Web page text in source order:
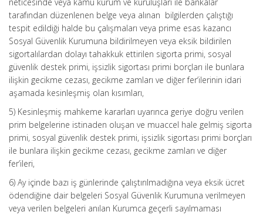
tarafından düzenlenen belge veya alınan bilgilerden çalıştığı
tespit edildiği halde bu çalışmaları veya prime esas kazancı
Sosyal Güvenlik Kurumuna bildirilmeyen veya eksik bildirilen
sigortalılardan dolayı tahakkuk ettirilen sigorta primi, sosyal
güvenlik destek primi, işsizlik sigortası primi borçları ile bunlara
ilişkin gecikme cezası, gecikme zamları ve diğer fer’ilerinin idari
aşamada kesinleşmiş olan kısımları,
5) Kesinleşmiş mahkeme kararları uyarınca geriye doğru verilen
prim belgelerine istinaden oluşan ve muaccel hale gelmiş sigorta
primi, sosyal güvenlik destek primi, işsizlik sigortası primi borçları
ile bunlara ilişkin gecikme cezası, gecikme zamları ve diğer
fer’ileri,
6) Ay içinde bazı iş günlerinde çalıştırılmadığına veya eksik ücret
ödendiğine dair belgeleri Sosyal Güvenlik Kurumuna verilmeyen
veya verilen belgeleri anılan Kurumca geçerli sayılmaması